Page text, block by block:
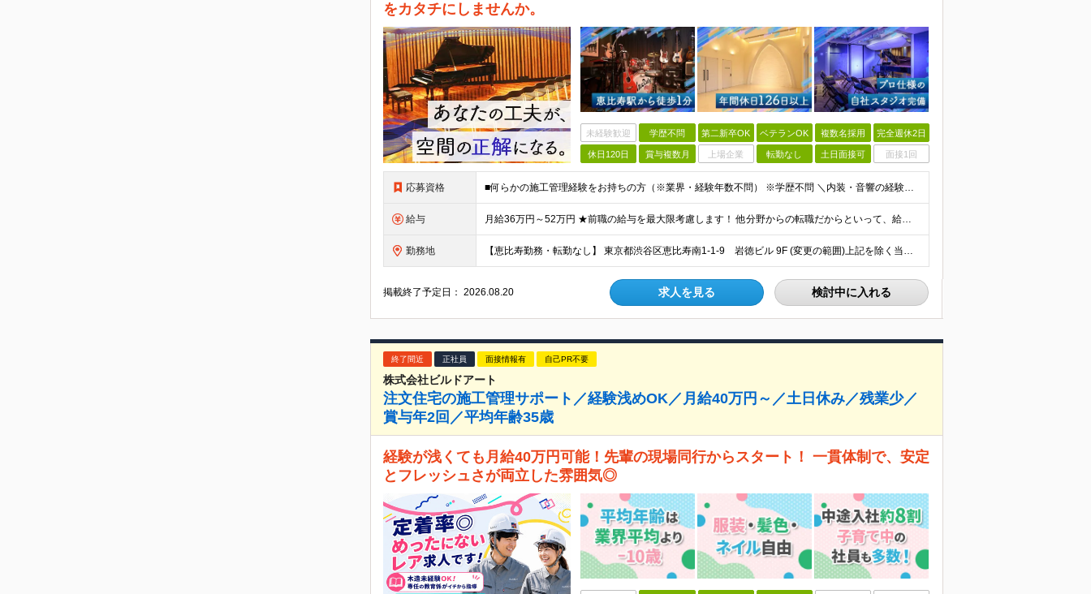
をカタチにしませんか。
未経験歓迎 学歴不問 第二新卒OK ベテランOK 複数名採用 完全週休2日
休日120日 賞与複数月 上場企業 転勤なし 土日面接可 面接1回
応募資格 ■何らかの施工管理経験をお持ちの方（※業界・経験年数不問） ※学歴不問 ＼内装・音響の経験は一切問いません！／ 「土木」「建築」「設備」「電気」など、前職の分野は不問。現場をまとめ、 職人さんとコミ
給与 月給36万円～52万円 ★前職の給与を最大限考慮します！ 他分野からの転職だからといって、給与を下げることはありません。 これまでの施工管理としての経験を評価し、スタート金額を決定します！ ※試用
勤務地 【恵比寿勤務・転勤なし】 東京都渋谷区恵比寿南1-1-9 岩徳ビル 9F (変更の範囲)上記を除く当社関連勤務地
掲載終了予定日：2026.08.20 求人を見る 検討中に入れる
終了間近 正社員 面接情報有 自己PR不要
株式会社ビルドアート
注文住宅の施工管理サポート／経験浅めOK／月給40万円～／土日休み／残業少／
賞与年2回／平均年齢35歳
経験が浅くても月給40万円可能！先輩の現場同行からスタート！ 一貫体制で、安定
とフレッシュさが両立した雰囲気◎